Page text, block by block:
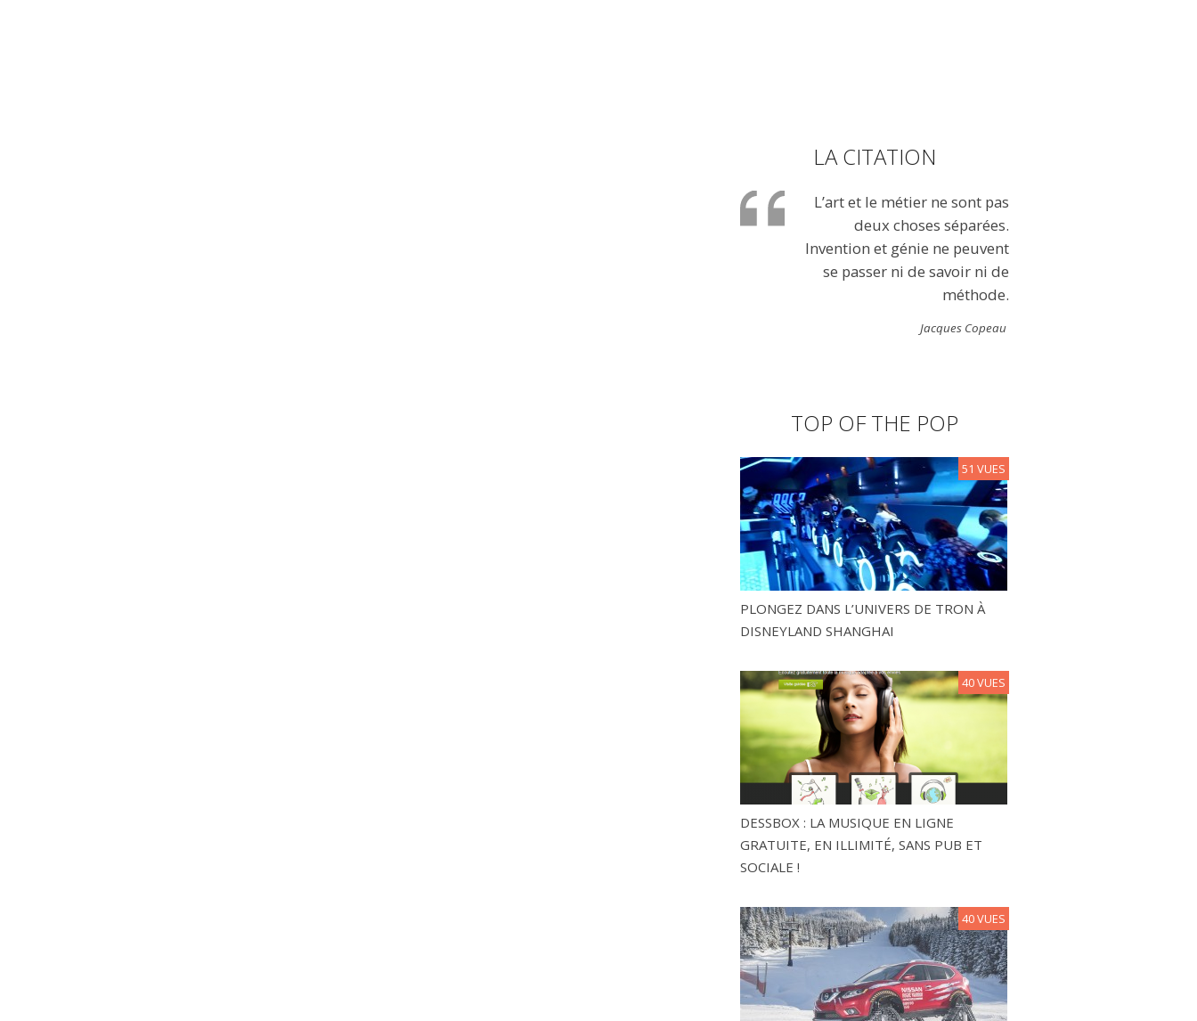
LA CITATION
L’art et le métier ne sont pas
deux choses séparées.
Invention et génie ne peuvent
se passer ni de savoir ni de
méthode.
Jacques Copeau
TOP OF THE POP
PLONGEZ DANS L’UNIVERS DE TRON À
DISNEYLAND SHANGHAI
51 VUES
DESSBOX : LA MUSIQUE EN LIGNE
GRATUITE, EN ILLIMITÉ, SANS PUB ET
SOCIALE !
40 VUES
40 VUES